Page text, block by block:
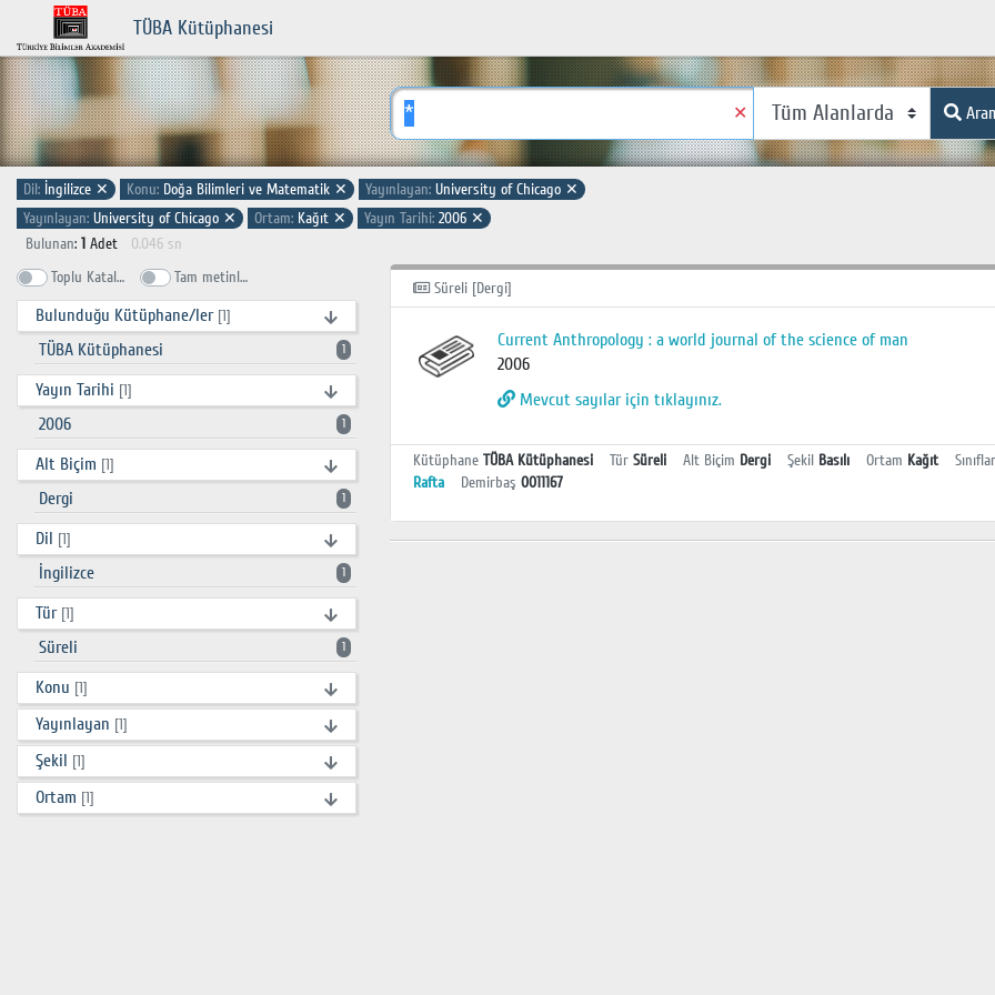
TÜBA Kütüphanesi
✕
Dil: İngilizce ✕ Konu: Doğa Bilimleri ve Matematik ✕ Yayınlayan: University of Chicago ✕
Yayınlayan: University of Chicago ✕ Ortam: Kağıt ✕ Yayın Tarihi: 2006 ✕
Bulunan: 1 Adet
0.046 sn
Toplu Katalog
Tam metinlerde ara
Bulunduğu Kütüphane/ler [1]
TÜBA Kütüphanesi 1
Yayın Tarihi [1]
2006 1
Alt Biçim [1]
Dergi 1
Dil [1]
İngilizce 1
Tür [1]
Süreli 1
Konu [1]
Yayınlayan [1]
Şekil [1]
Ortam [1]
Süreli [Dergi]
Current Anthropology : a world journal of the science of man
2006
Mevcut sayılar için tıklayınız.
Kütüphane TÜBA Kütüphanesi Tür Süreli Alt Biçim Dergi Şekil Basılı Ortam Kağıt
Rafta
Demirbaş 0011167